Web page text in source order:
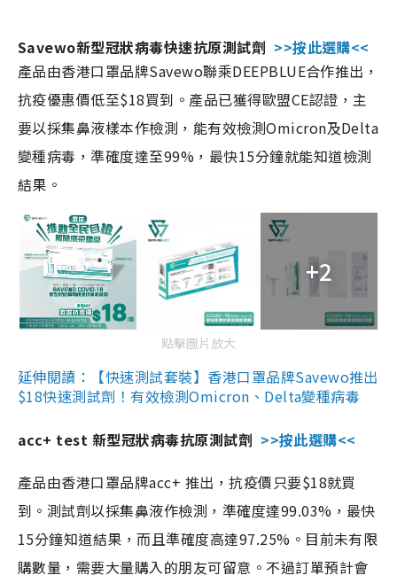
Savewo新型冠狀病毒快速抗原測試劑 >>按此選購<<
產品由香港口罩品牌Savewo聯乘DEEPBLUE合作推出，
抗疫優惠價低至$18買到。產品已獲得歐盟CE認證，主
要以採集鼻液樣本作檢測，能有效檢測Omicron及Delta
變種病毒，準確度達至99%，最快15分鐘就能知道檢測
結果。
+2
點擊圖片放大
延伸閱讀：【快速測試套裝】香港口罩品牌Savewo推出
$18快速測試劑！有效檢測Omicron、Delta變種病毒
acc+ test 新型冠狀病毒抗原測試劑 >>按此選購<<
產品由香港口罩品牌acc+ 推出，抗疫價只要$18就買
到。測試劑以採集鼻液作檢測，準確度達99.03%，最快
15分鐘知道結果，而且準確度高達97.25%。目前未有限
購數量，需要大量購入的朋友可留意。不過訂單預計會